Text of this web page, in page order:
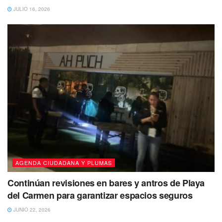
Te recomendamos leer:
JULIO 16, 2026
AGENDA CIUDADANA Y PLUMAS
Continúan revisiones en bares y antros de Playa
del Carmen para garantizar espacios seguros
JUNIO 22, 2026